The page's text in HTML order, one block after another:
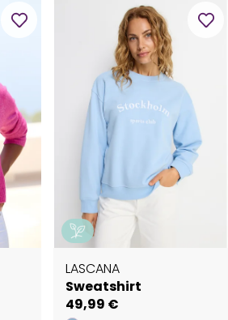
LASCANA
Sweatshirt
49,99 €